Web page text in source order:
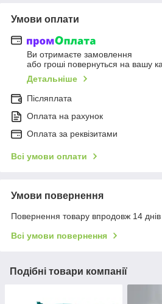
Умови оплати
Ви отримаєте замовлення
або гроші повернуться на вашу
Детальніше
Післяплата
Оплата на рахунок
Оплата за реквізитами
Всі умови оплати
Умови повернення
Повернення товару впродовж 14
Всі умови повернення
Подібні товари компанії